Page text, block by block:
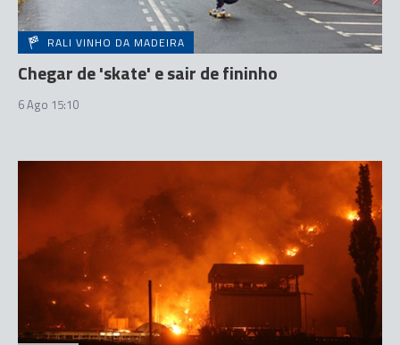
RALI VINHO DA MADEIRA
Chegar de 'skate' e sair de fininho
6 Ago 15:10